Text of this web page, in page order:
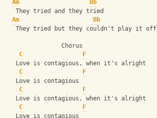
Am
Bb
   They tried and they tried
Am
Bb
   They tried but they couldn't play it off
                Chorus
C
F
   Love is contagious, when it's alright
C
F
   Love is contagious
C
F
   Love is contagious, when it's alright
C
F
   Love is contagious